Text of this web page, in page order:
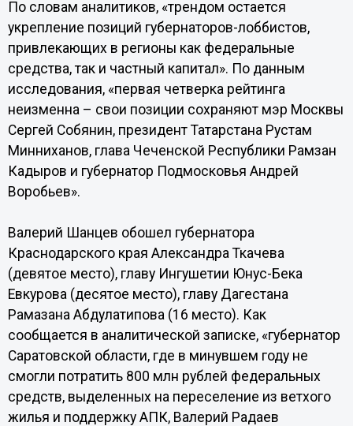
По словам аналитиков, «трендом остается
укрепление позиций губернаторов-лоббистов,
привлекающих в регионы как федеральные
средства, так и частный капитал». По данным
исследования, «первая четверка рейтинга
неизменна – свои позиции сохраняют мэр Москвы
Сергей Собянин, президент Татарстана Рустам
Минниханов, глава Чеченской Республики Рамзан
Кадыров и губернатор Подмосковья Андрей
Воробьев».
Валерий Шанцев обошел губернатора
Краснодарского края Александра Ткачева
(девятое место), главу Ингушетии Юнус-Бека
Евкурова (десятое место), главу Дагестана
Рамазана Абдулатипова (16 место). Как
сообщается в аналитической записке, «губернатор
Саратовской области, где в минувшем году не
смогли потратить 800 млн рублей федеральных
средств, выделенных на переселение из ветхого
жилья и поддержку АПК, Валерий Радаев